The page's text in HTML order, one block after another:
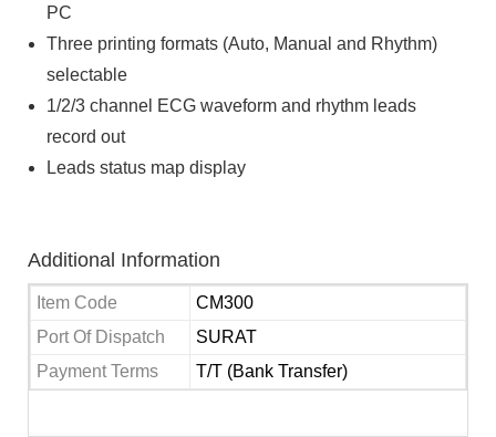
PC
Three printing formats (Auto, Manual and Rhythm)
selectable
1/2/3 channel ECG waveform and rhythm leads
record out
Leads status map display
Additional Information
Item Code
CM300
Port Of Dispatch
SURAT
Payment Terms
T/T (Bank Transfer)